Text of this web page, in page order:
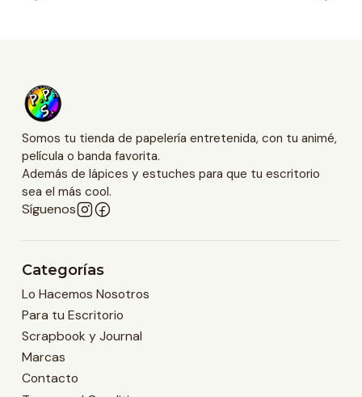
Somos tu tienda de papelería entretenida, con tu animé,
película o banda favorita.
Además de lápices y estuches para que tu escritorio
sea el más cool.
Síguenos
Categorías
Lo Hacemos Nosotros
Para tu Escritorio
Scrapbook y Journal
Marcas
Contacto